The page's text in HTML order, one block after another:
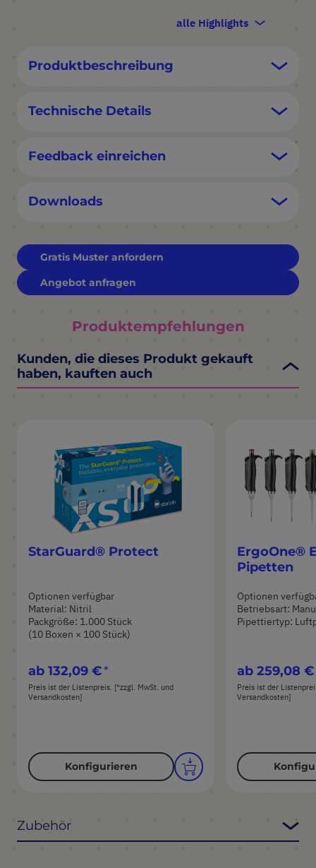
alle Highlights
Produktbeschreibung
Technische Details
Feedback einreichen
Downloads
Gratis Muster anfordern
Angebot anfragen
Produktempfehlungen
Kunden, die dieses Produkt gekauft
haben, kauften auch
StarGuard® Protect
Optionen verfügbar
Material: Nitril
Packgröße: 1.000 Stück
(10 Boxen × 100 Stück)
ab 132,09 €
Preis ist der Listenpreis. [*zzgl. MwSt. und
Versandkosten]
Konfigurieren
ErgoOne®
Pipetten
Optionen
Betriebsart:
Pipettiertyp:
ab 259,08 €
Preis ist der
Versandkosten]
Zubehör